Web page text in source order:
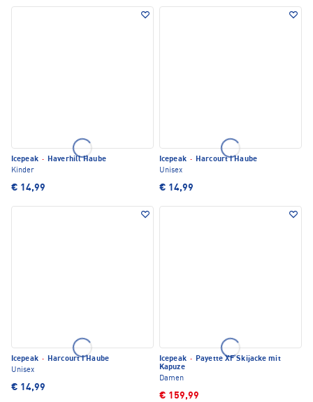
Icepeak · Haverhill Haube
Kinder
€ 14,99
Icepeak · Harcourt I Haube
Unisex
€ 14,99
Icepeak · Harcourt I Haube
Unisex
€ 14,99
Icepeak · Payette XF Skijacke mit
Kapuze
Damen
€ 159,99